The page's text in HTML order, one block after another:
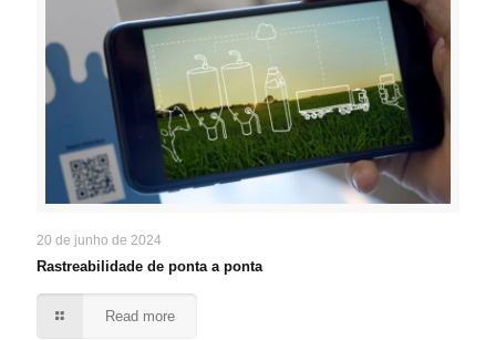
20 de junho de 2024
Rastreabilidade de ponta a ponta
Read more